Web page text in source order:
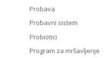
Probava
Probavni sistem
Probiotici
Program za mršavljenje